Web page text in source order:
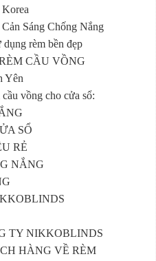
Sáng Chống Nắng
rèm bền đẹp
CẦU VỒNG
Yên
vồng cho cửa sổ:
SỔ
RẺ
NẮNG
TY NIKKOBLINDS
HÀNG VỀ RÈM